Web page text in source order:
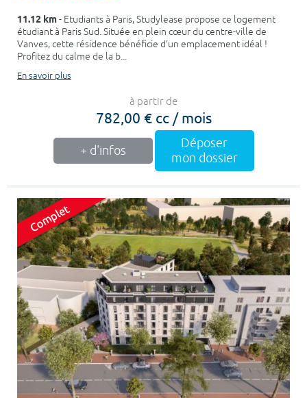
11.12 km- Etudiants à Paris, Studylease propose ce logement
étudiant à Paris Sud. Située en plein cœur du centre-ville de
Vanves, cette résidence bénéficie d’un emplacement idéal !
Profitez du calme de la b...
En savoir plus
à partir de
782,00 € cc / mois
+ d'infos
Déposer
mon dossier